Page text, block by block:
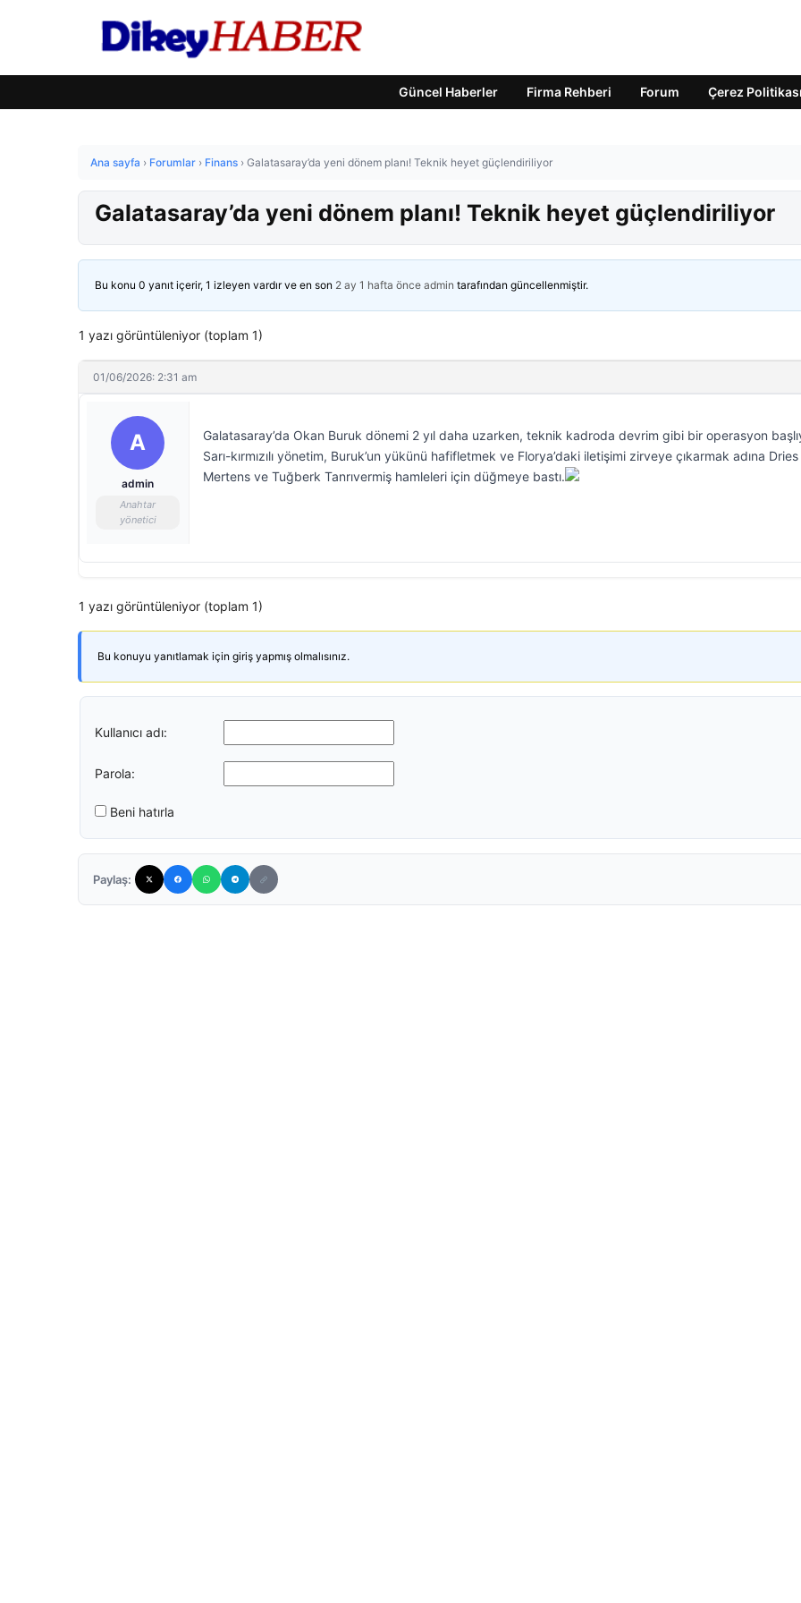
Güncel Haberler Firma Rehberi Forum Çerez Politikası
Ana sayfa › Forumlar › Finans › Galatasaray’da yeni dönem planı! Teknik heyet güçlendiriliyor
Galatasaray’da yeni dönem planı! Teknik heyet güçlendiriliyor
Bu konu 0 yanıt içerir, 1 izleyen vardır ve en son 2 ay 1 hafta önce admin tarafından güncellenmiştir.
1 yazı görüntüleniyor (toplam 1)
01/06/2026: 2:31 am
A
admin
Anahtar
yönetici
Galatasaray’da Okan Buruk dönemi 2 yıl daha uzarken, teknik kadroda devrim gibi bir operasyon
Sarı-kırmızılı yönetim, Buruk’un yükünü hafifletmek ve Florya’daki iletişimi zirveye çıkarmak adına Dries
Mertens ve Tuğberk Tanrıvermiş hamleleri için düğmeye bastı.
1 yazı görüntüleniyor (toplam 1)
Bu konuyu yanıtlamak için giriş yapmış olmalısınız.
Kullanıcı adı:
Parola:
Beni hatırla
Paylaş: